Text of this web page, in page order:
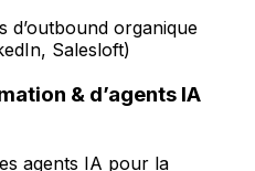
d’outbound organique
Salesloft)
& d’agents IA
agents IA pour la